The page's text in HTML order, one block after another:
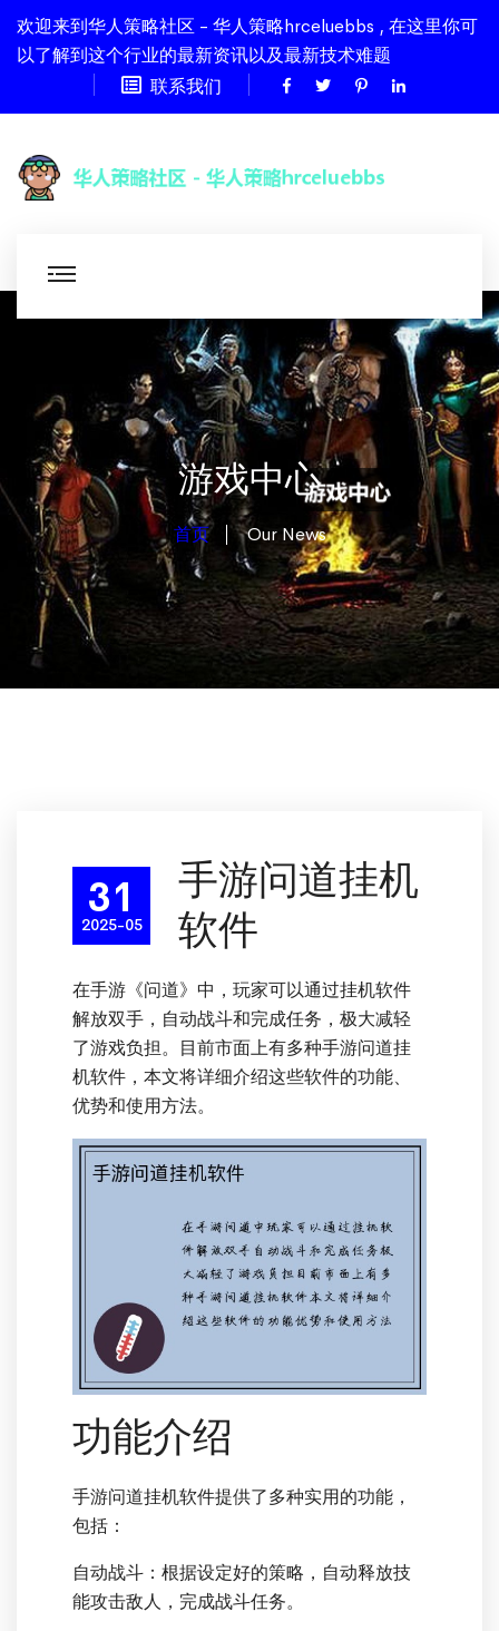
欢迎来到华人策略社区 - 华人策略hrceluebbs , 在这里你可
以了解到这个行业的最新资讯以及最新技术难题
联系我们
游戏中心
首页 Our News
31
2025-05
手游问道挂机
软件
在手游《问道》中，玩家可以通过挂机软件
解放双手，自动战斗和完成任务，极大减轻
了游戏负担。目前市面上有多种手游问道挂
机软件，本文将详细介绍这些软件的功能、
优势和使用方法。
功能介绍
手游问道挂机软件提供了多种实用的功能，
包括：
自动战斗：根据设定好的策略，自动释放技
能攻击敌人，完成战斗任务。